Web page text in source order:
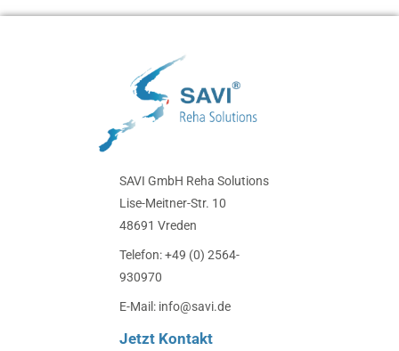
SAVI GmbH Reha Solutions
Lise-Meitner-Str. 10
48691 Vreden
Telefon: +49 (0) 2564-
930970
E-Mail: info@savi.de
Jetzt Kontakt